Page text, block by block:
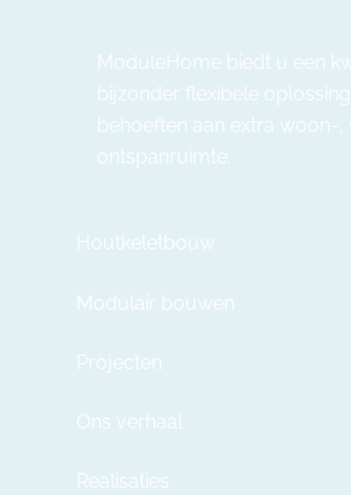
ModuleHome biedt u een
bijzonder flexibele
behoeften aan extra woon-,
ontspanruimte.
Houtkeletbouw
Modulair bouwen
Projecten
Ons verhaal
Realisaties